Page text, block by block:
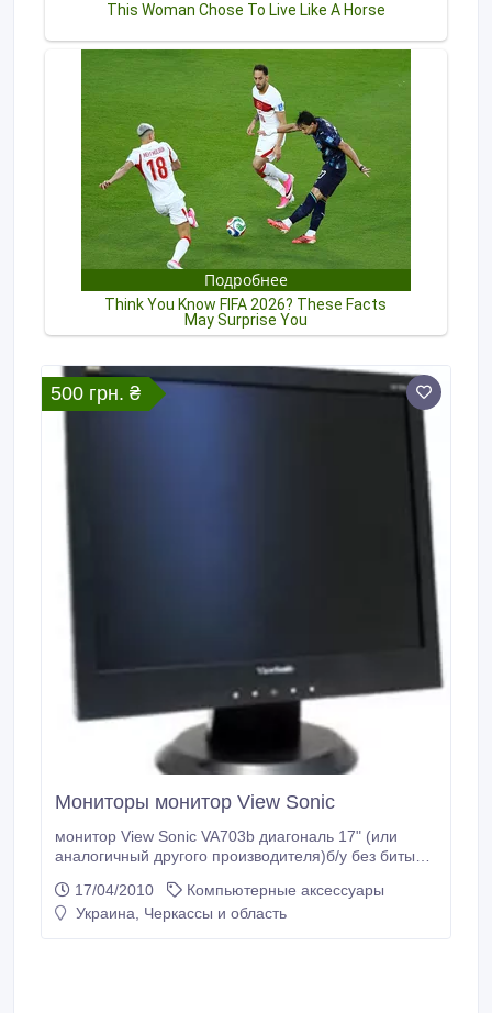
500 грн. ₴
Мониторы монитор View Sonic
монитор View Sonic VA703b диагональ 17" (или
аналогичный другого производителя)б/у без битых
17/04/2010
Компьютерные аксессуары
Украина, Черкассы и область